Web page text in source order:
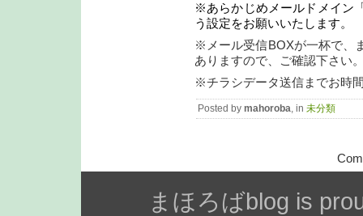
※あらかじめメールドメイン
う設定をお願いいたします。
※メール受信BOXが一杯で、
ありますので、ご確認下さい
※チラシデータ送信までお時
Posted by mahoroba, in 未分類
まほろばblog is